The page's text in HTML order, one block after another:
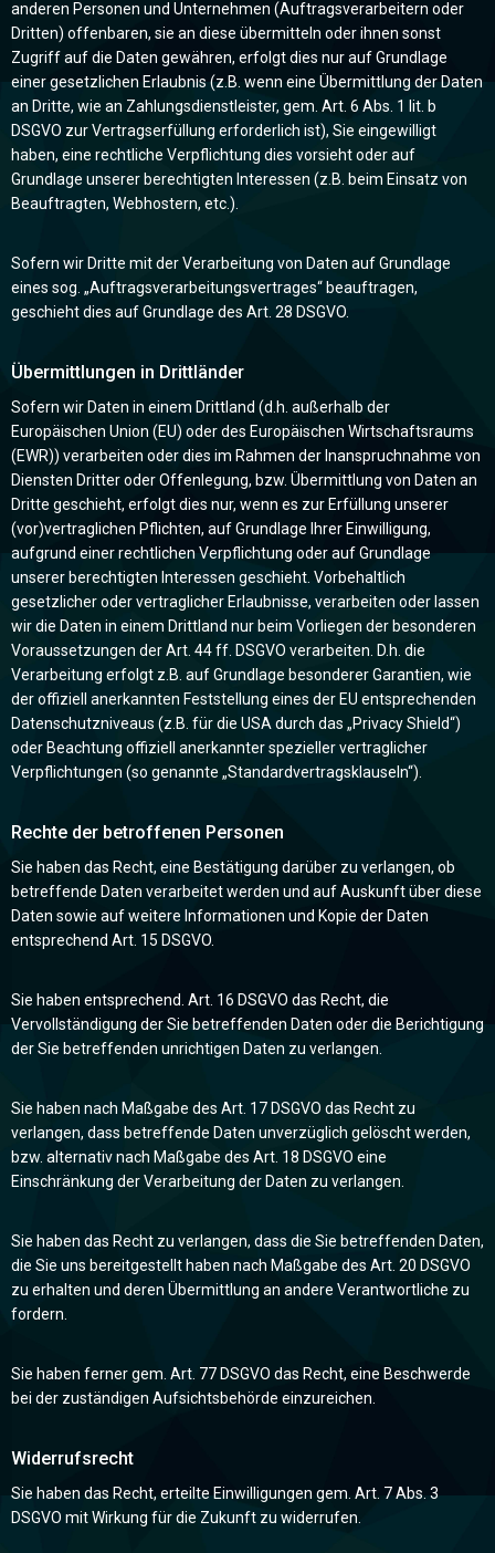
anderen Personen und Unternehmen (Auftragsverarbeitern oder
Dritten) offenbaren, sie an diese übermitteln oder ihnen sonst
Zugriff auf die Daten gewähren, erfolgt dies nur auf Grundlage
einer gesetzlichen Erlaubnis (z.B. wenn eine Übermittlung der Daten
an Dritte, wie an Zahlungsdienstleister, gem. Art. 6 Abs. 1 lit. b
DSGVO zur Vertragserfüllung erforderlich ist), Sie eingewilligt
haben, eine rechtliche Verpflichtung dies vorsieht oder auf
Grundlage unserer berechtigten Interessen (z.B. beim Einsatz von
Beauftragten, Webhostern, etc.).
Sofern wir Dritte mit der Verarbeitung von Daten auf Grundlage
eines sog. „Auftragsverarbeitungsvertrages“ beauftragen,
geschieht dies auf Grundlage des Art. 28 DSGVO.
Übermittlungen in Drittländer
Sofern wir Daten in einem Drittland (d.h. außerhalb der
Europäischen Union (EU) oder des Europäischen Wirtschaftsraums
(EWR)) verarbeiten oder dies im Rahmen der Inanspruchnahme von
Diensten Dritter oder Offenlegung, bzw. Übermittlung von Daten an
Dritte geschieht, erfolgt dies nur, wenn es zur Erfüllung unserer
(vor)vertraglichen Pflichten, auf Grundlage Ihrer Einwilligung,
aufgrund einer rechtlichen Verpflichtung oder auf Grundlage
unserer berechtigten Interessen geschieht. Vorbehaltlich
gesetzlicher oder vertraglicher Erlaubnisse, verarbeiten oder lassen
wir die Daten in einem Drittland nur beim Vorliegen der besonderen
Voraussetzungen der Art. 44 ff. DSGVO verarbeiten. D.h. die
Verarbeitung erfolgt z.B. auf Grundlage besonderer Garantien, wie
der offiziell anerkannten Feststellung eines der EU entsprechenden
Datenschutzniveaus (z.B. für die USA durch das „Privacy Shield“)
oder Beachtung offiziell anerkannter spezieller vertraglicher
Verpflichtungen (so genannte „Standardvertragsklauseln“).
Rechte der betroffenen Personen
Sie haben das Recht, eine Bestätigung darüber zu verlangen, ob
betreffende Daten verarbeitet werden und auf Auskunft über diese
Daten sowie auf weitere Informationen und Kopie der Daten
entsprechend Art. 15 DSGVO.
Sie haben entsprechend. Art. 16 DSGVO das Recht, die
Vervollständigung der Sie betreffenden Daten oder die Berichtigung
der Sie betreffenden unrichtigen Daten zu verlangen.
Sie haben nach Maßgabe des Art. 17 DSGVO das Recht zu
verlangen, dass betreffende Daten unverzüglich gelöscht werden,
bzw. alternativ nach Maßgabe des Art. 18 DSGVO eine
Einschränkung der Verarbeitung der Daten zu verlangen.
Sie haben das Recht zu verlangen, dass die Sie betreffenden Daten,
die Sie uns bereitgestellt haben nach Maßgabe des Art. 20 DSGVO
zu erhalten und deren Übermittlung an andere Verantwortliche zu
fordern.
Sie haben ferner gem. Art. 77 DSGVO das Recht, eine Beschwerde
bei der zuständigen Aufsichtsbehörde einzureichen.
Widerrufsrecht
Sie haben das Recht, erteilte Einwilligungen gem. Art. 7 Abs. 3
DSGVO mit Wirkung für die Zukunft zu widerrufen.